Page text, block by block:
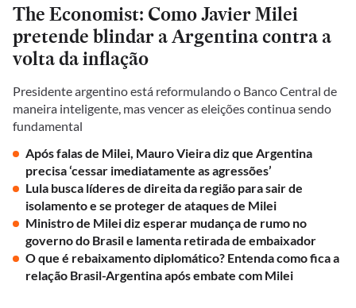
The Economist: Como Javier Milei
pretende blindar a Argentina contra a
volta da inflação
Presidente argentino está reformulando o Banco Central de
maneira inteligente, mas vencer as eleições continua sendo
fundamental
Após falas de Milei, Mauro Vieira diz que Argentina
precisa ‘cessar imediatamente as agressões’
Lula busca líderes de direita da região para sair de
isolamento e se proteger de ataques de Milei
Ministro de Milei diz esperar mudança de rumo no
governo do Brasil e lamenta retirada de embaixador
O que é rebaixamento diplomático? Entenda como fica a
relação Brasil-Argentina após embate com Milei